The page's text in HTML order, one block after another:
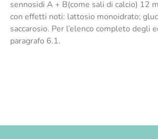
sennosidi A + B(come sali di calcio) 12
con effetti noti: lattosio monoidrato;
saccarosio. Per l’elenco completo degli
paragrafo 6.1.